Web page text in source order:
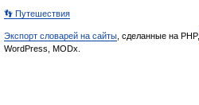
👣 Путешествия
Экспорт словарей на сайты , сделанные на PHP,
WordPress, MODx.